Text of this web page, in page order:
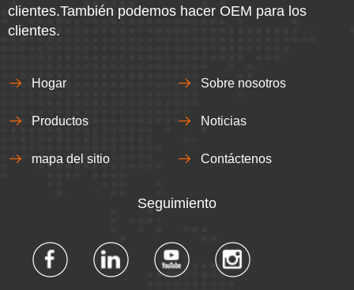
clientes.También podemos hacer OEM para los
clientes.
Hogar Sobre nosotros
Productos Noticias
mapa del sitio Contáctenos
Seguimiento​​​​​​​